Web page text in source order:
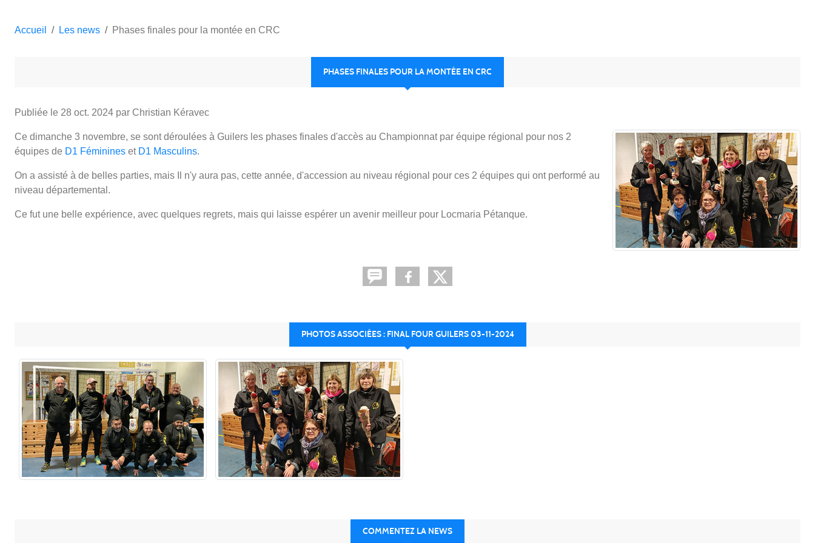
Accueil Les news Phases finales pour la montée en CRC
PHASES FINALES POUR LA MONTÉE EN CRC
Publiée le 28 oct. 2024 par Christian Kéravec
Ce dimanche 3 novembre, se sont déroulées à Guilers les phases finales d'accès au Championnat par équipe régional pour nos 2
équipes de D1 Féminines et D1 Masculins.
On a assisté à de belles parties, mais Il n'y aura pas, cette année, d'accession au niveau régional pour ces 2 équipes qui ont performé au
niveau départemental.
Ce fut une belle expérience, avec quelques regrets, mais qui laisse espérer un avenir meilleur pour Locmaria Pétanque.
PHOTOS ASSOCIÉES : FINAL FOUR GUILERS 03-11-2024
COMMENTEZ LA NEWS